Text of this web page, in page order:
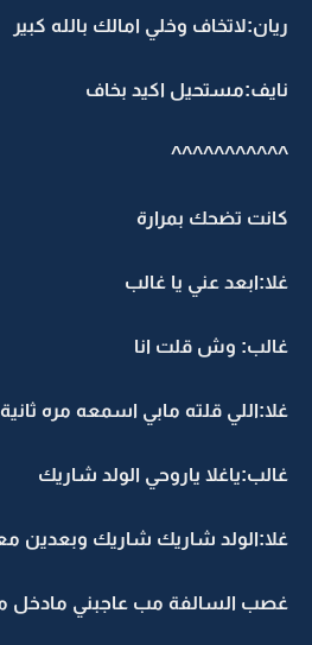
ريان:لاتخاف وخلي امالك بالله كبير
نايف:مستحيل اكيد بخاف
^^^^^^^^^^^
كانت تضحك بمرارة
غلا:ابعد عني يا غالب
غالب: وش قلت انا
غلا:اللي قلته مابي اسمعه مره ثانية
غالب:ياغلا ياروحي الولد شاريك
غلا:الولد شاريك شاريك وبعدين
غصب السالفة مب عاجبني مادخل